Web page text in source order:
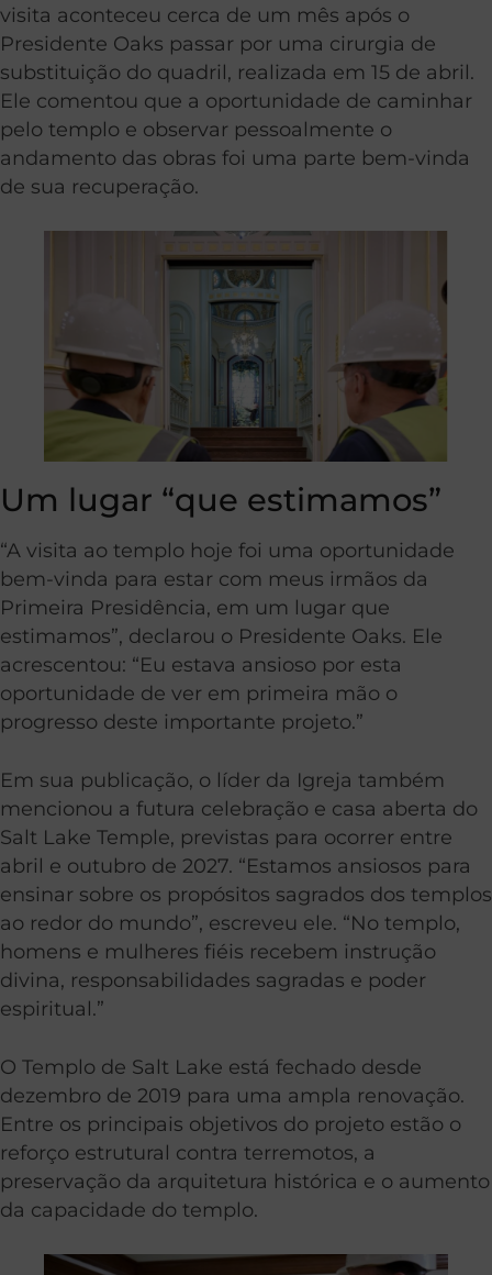
visita aconteceu cerca de um mês após o
Presidente Oaks passar por uma cirurgia de
substituição do quadril, realizada em 15 de abril.
Ele comentou que a oportunidade de caminhar
pelo templo e observar pessoalmente o
andamento das obras foi uma parte bem-vinda
de sua recuperação.
Um lugar “que estimamos”
“A visita ao templo hoje foi uma oportunidade
bem-vinda para estar com meus irmãos da
Primeira Presidência, em um lugar que
estimamos”, declarou o Presidente Oaks. Ele
acrescentou: “Eu estava ansioso por esta
oportunidade de ver em primeira mão o
progresso deste importante projeto.”
Em sua publicação, o líder da Igreja também
mencionou a futura celebração e casa aberta do
Salt Lake Temple, previstas para ocorrer entre
abril e outubro de 2027. “Estamos ansiosos para
ensinar sobre os propósitos sagrados dos templos
ao redor do mundo”, escreveu ele. “No templo,
homens e mulheres fiéis recebem instrução
divina, responsabilidades sagradas e poder
espiritual.”
O Templo de Salt Lake está fechado desde
dezembro de 2019 para uma ampla renovação.
Entre os principais objetivos do projeto estão o
reforço estrutural contra terremotos, a
preservação da arquitetura histórica e o aumento
da capacidade do templo.